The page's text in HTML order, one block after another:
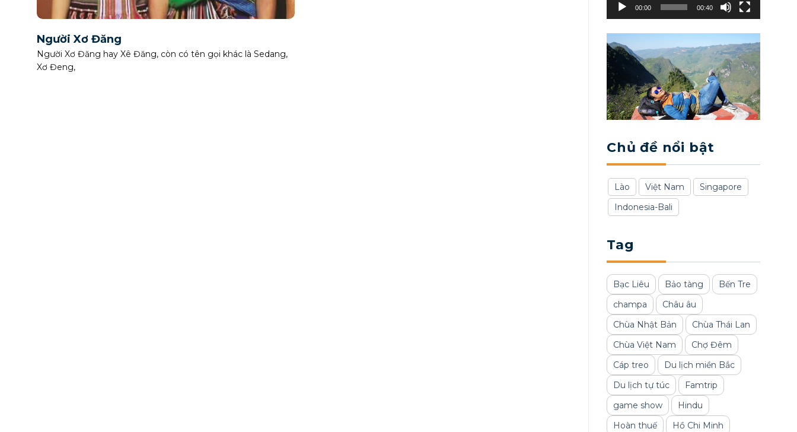
Người Xơ Đăng
Người Xơ Đăng hay Xê Đăng, còn có tên gọi khác là Sedang,
Xơ Đeng,
00:00 00:40
Chủ đề nổi bật
Lào Việt Nam
Singapore
Indonesia-Bali
Tag
Bạc Liêu Bảo tàng
Bến Tre
champa
Châu âu
Chùa Nhật Bản
Chùa Thái Lan
Chùa Việt Nam
Chợ Đêm
Cáp treo
Du lịch miền Bắc
Du lịch tự túc
Famtrip
game show
Hindu
Hoàn thuế
Hồ Chi Minh